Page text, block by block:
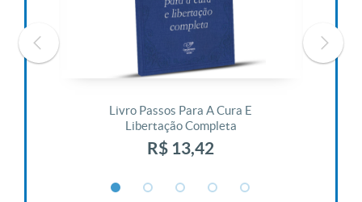
Livro Passos Para A Cura E
Libertação Completa
R$ 13,42